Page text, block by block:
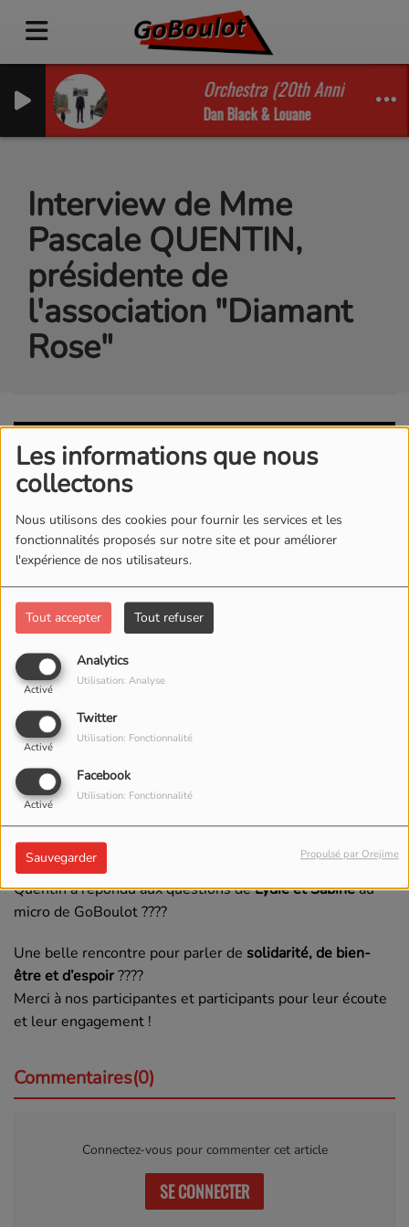
Les informations que nous
collectons
Nous utilisons des cookies pour fournir les services et les
fonctionnalités proposés sur notre site et pour améliorer
l'expérience de nos utilisateurs.
Tout accepter Tout refuser
Analytics
Activé
Utilisation: Analyse
Twitter
Activé
Utilisation: Fonctionnalité
Facebook
Activé
Utilisation: Fonctionnalité
Sauvegarder Propulsé par Orejime
Orchestra (20th Anniversary
Dan Black & Louane
Interview de Mme
Pascale QUENTIN,
présidente de
l'association "Diamant
Rose"
14 OCTOBRE 2025
Octobre Rose sur GoBoulot la radio !
Cette semaine, nous avons eu le plaisir d’accueillir
Madame Pascale Quentin
Diamant Rose, qui soutient les femmes touchées par le
cancer à travers desactivités physiques adaptées
Après une séance de sensibilisation auprès de nos
apprenants du dispositif
S’engager vers l’emploi, Madame
Quentin a répondu aux questions deLydie et Sabineau
micro de GoBoulot ????️
Une belle rencontre pour parler de solidarité, de bien-
être et d’espoir????
Merci à nos participantes et participants pour leur écoute
et leur engagement !
Commentaires(0)
Connectez-vous pour commenter cet article
SE CONNECTER